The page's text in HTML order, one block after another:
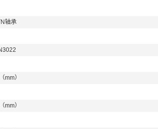
轴承
mm）
mm）